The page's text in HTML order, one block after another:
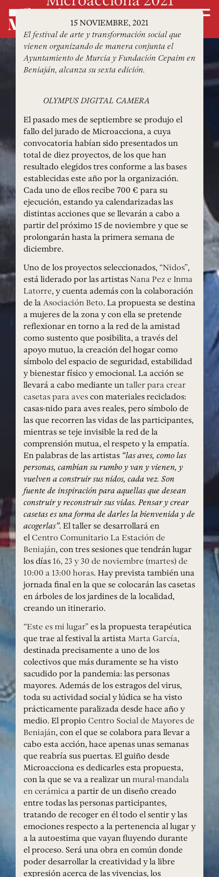
15 NOVIEMBRE, 2021
El festival de arte y transformación social que
vienen organizando de manera conjunta el
Ayuntamiento de Murcia y Fundación Cepaim en
Beniaján, alcanza su sexta edición.
OLYMPUS DIGITAL CAMERA
El pasado mes de septiembre se produjo el
fallo del jurado de Microacciona, a cuya
convocatoria habían sido presentados un
total de diez proyectos, de los que han
resultado elegidos tres conforme a las bases
establecidas este año por la organización.
Cada uno de ellos recibe 700 € para su
ejecución, estando ya calendarizadas las
distintas acciones que se llevarán a cabo a
partir del próximo 15 de noviembre y que se
prolongarán hasta la primera semana de
diciembre.
Uno de los proyectos seleccionados, “Nidos”,
está liderado por las artistas Nana Pez e Inma
Latorre, y cuenta además con la colaboración
de laAsociación Beto. La propuesta se destina
a mujeres de la zona y con ella se pretende
reflexionar en torno a la red de la amistad
como sustento que posibilita, a través del
apoyo mutuo, la creación del hogar como
símbolo del espacio de seguridad, estabilidad
y bienestar físico y emocional. La acción se
llevará a cabo mediante untaller para crear
casetas para avescon materiales reciclados:
casas-nido para aves reales, pero símbolo de
las que recorren las vidas de las participantes,
mientras se teje invisible la red de la
comprensión mutua, el respeto y la empatía.
En palabras de las artistas “las aves, como las
personas, cambian su rumbo y van y vienen, y
vuelven a construir sus nidos, cada vez. Son
fuente de inspiración para aquellas que desean
construir y reconstruir sus vidas. Pensar y crear
casetas es una forma de darles la bienvenida y de
acogerlas”. El taller se desarrollará en
el Centro Comunitario La Estación de
Beniaján, con tres sesiones que tendrán lugar
los días16, 23 y 30 de noviembre (martes) de
10:00 a 13:00 horas. Hay prevista también una
jornada final en la que se colocarán las casetas
en árboles de los jardines de la localidad,
creando un itinerario.
“Este es mi lugar”es la propuesta terapéutica
que trae al festival la artistaMarta García,
destinada precisamente a uno de los
colectivos que más duramente se ha visto
sacudido por la pandemia: las personas
mayores. Además de los estragos del virus,
toda su actividad social y lúdica se ha visto
prácticamente paralizada desde hace año y
medio. El propio Centro Social de Mayores de
Beniaján, con el que se colabora para llevar a
cabo esta acción, hace apenas unas semanas
que reabría sus puertas. El guiño desde
Microacciona es dedicarles esta propuesta,
con la que se va a realizar unmural-mandala
en cerámica a partir de un diseño creado
entre todas las personas participantes,
tratando de recoger en él todo el sentir y las
emociones respecto a la pertenencia al lugar y
a la autoestima que vayan fluyendo durante
el proceso. Será una obra en común donde
poder desarrollar la creatividad y la libre
expresión acerca de las vivencias, los